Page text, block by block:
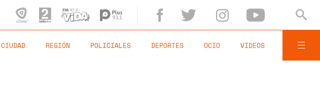
CIUDAD REGIÓN POLICIALES DEPORTES OCIO VIDEOS